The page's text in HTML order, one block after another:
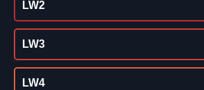
LW2
LW3
LW4